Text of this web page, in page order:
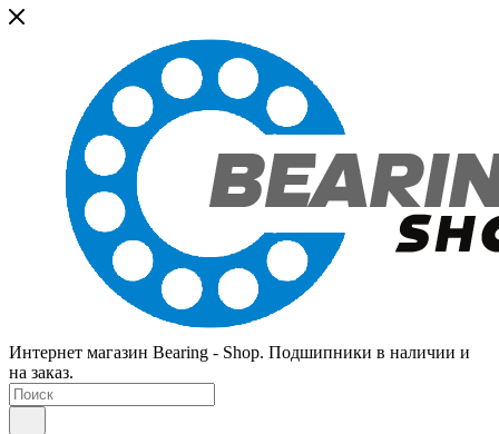
Интернет магазин Bearing - Shop. Подшипники в наличии и
на заказ.